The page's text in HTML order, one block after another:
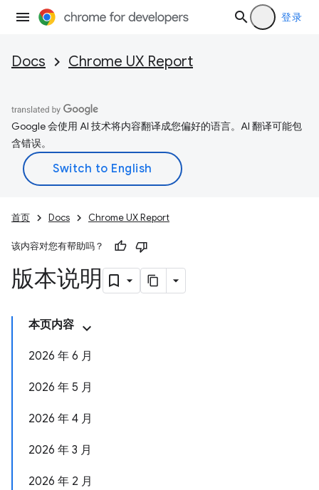
登录
Docs Chrome UX Report
Google 会使用 AI 技术将内容翻译成您偏好的语言。AI 翻译可能包
含错误。
首页 Docs Chrome UX Report
该内容对您有帮助吗？
版本说明
本页内容
2026 年 6 月
2026 年 5 月
2026 年 4 月
2026 年 3 月
2026 年 2 月